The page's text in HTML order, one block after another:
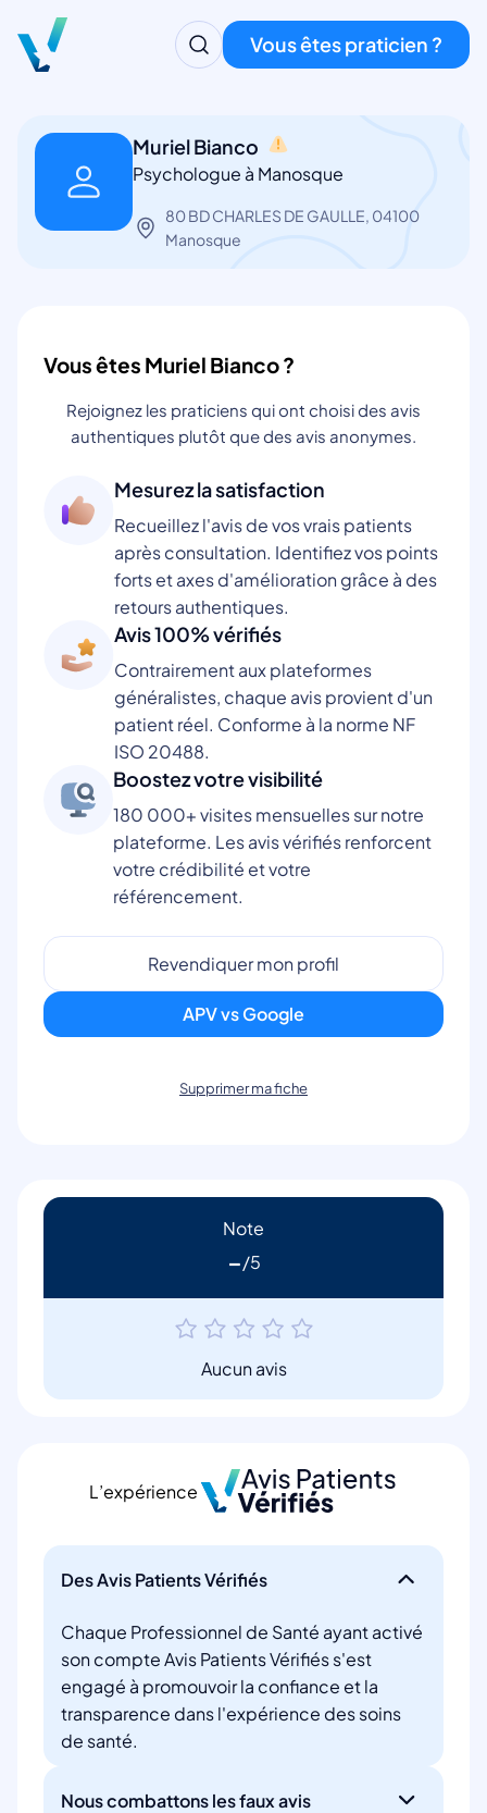
Vous êtes praticien ?
Muriel Bianco
Psychologue à Manosque
80 BD CHARLES DE GAULLE, 04100
Manosque
Vous êtes Muriel Bianco ?
Rejoignez les praticiens qui ont choisi des avis
authentiques plutôt que des avis anonymes.
Mesurez la satisfaction
Recueillez l'avis de vos vrais patients
après consultation. Identifiez vos points
forts et axes d'amélioration grâce à des
retours authentiques.
Avis 100% vérifiés
Contrairement aux plateformes
généralistes, chaque avis provient d'un
patient réel. Conforme à la norme NF
ISO 20488.
Boostez votre visibilité
180 000+ visites mensuelles sur notre
plateforme. Les avis vérifiés renforcent
votre crédibilité et votre
référencement.
Revendiquer mon profil
APV vs Google
Supprimer ma fiche
Note
-
Aucun avis
L’expérience
Des Avis Patients Vérifiés
Chaque Professionnel de Santé ayant activé
son compte Avis Patients Vérifiés s'est
engagé à promouvoir la confiance et la
transparence dans l'expérience des soins
de santé.
Nous combattons les faux avis